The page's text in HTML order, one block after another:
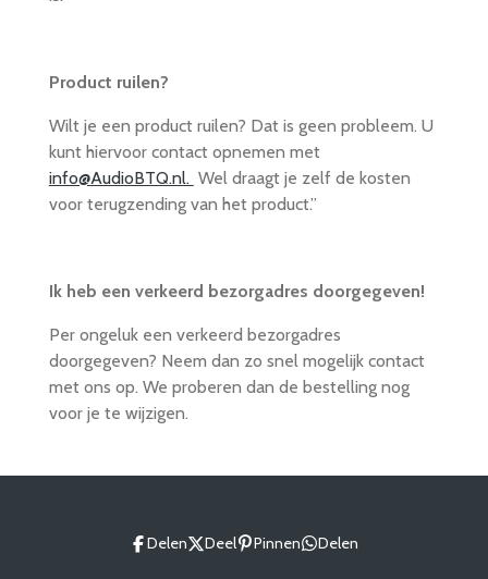
Product ruilen?
Wilt je een product ruilen? Dat is geen probleem. U
kunt hiervoor contact opnemen met
info@AudioBTQ.nl. Wel draagt je zelf de kosten
voor terugzending van het product.”
Ik heb een verkeerd bezorgadres doorgegeven!
Per ongeluk een verkeerd bezorgadres
doorgegeven? Neem dan zo snel mogelijk contact
met ons op. We proberen dan de bestelling nog
voor je te wijzigen.
Delen Deel Pinnen Delen